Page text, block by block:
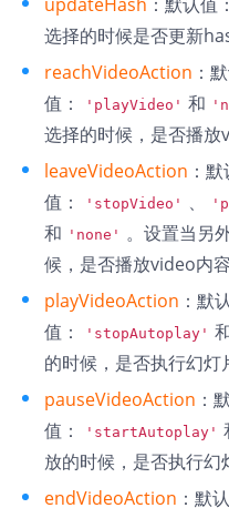
选择的时候是否更新
reachVideoAction ：
值：
'playVideo' 和
选择的时候，是否播放
leaveVideoAction ：
值：
'stopVideo' 、
和 'none' 。设置当另
候，是否播放video内容
playVideoAction ：默
值：
'stopAutoplay'
的时候，是否执行幻灯
pauseVideoAction ：
值：
'startAutoplay'
放的时候，是否执行幻
endVideoAction ：默